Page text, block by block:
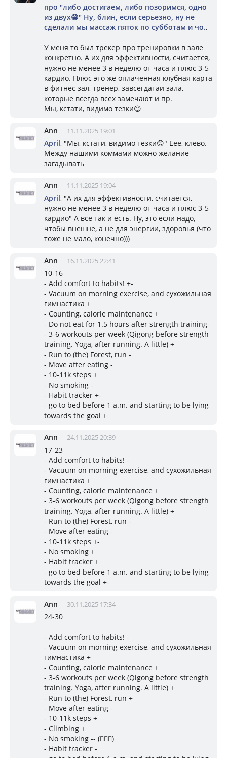
про "либо достигаем, либо позоримся, одно
из двух😁" Ну, блин, если серьезно, ну не
сделали мы массаж пяток по субботам и чо.,
У меня то был трекер про тренировки в зале
конкретно. А их для эффективности, считается,
нужно не менее 3 в неделю от часа и плюс 3-5
кардио. Плюс это же оплаченная клубная карта
в фитнес зал, тренер, завсегдатаи зала,
которые всегда всех замечают и пр.
Мы, кстати, видимо тезки😊
Ann 11.11.2025 19:01
April, "Мы, кстати, видимо тезки😊" Еее, клево.
Между нашими коммами можно желание
загадывать
Ann 11.11.2025 19:04
April, "А их для эффективности, считается,
нужно не менее 3 в неделю от часа и плюс 3-5
кардио" А все так и есть. Ну, это если надо,
чтобы внешне, а не для энергии, здоровья (что
тоже не мало, конечно)))
Ann 16.11.2025 22:41
10-16
- Add comfort to habits! +-
- Vacuum on morning exercise, and сухожильная
гимнастика +
- Counting, calorie maintenance +
- Do not eat for 1.5 hours after strength training-
- 3-6 workouts per week (Qigong before strength
training. Yoga, after running. A little) +
- Run to (the) Forest, run -
- Move after eating -
- 10-11k steps +
- No smoking -
- Habit tracker +-
- go to bed before 1 a.m. and starting to be lying
towards the goal +
Ann 24.11.2025 20:39
17-23
- Add comfort to habits! -
- Vacuum on morning exercise, and сухожильная
гимнастика +
- Counting, calorie maintenance +
- 3-6 workouts per week (Qigong before strength
training. Yoga, after running. A little) +
- Run to (the) Forest, run -
- Move after eating -
- 10-11k steps +-
- No smoking +
- Habit tracker +
- go to bed before 1 a.m. and starting to be lying
towards the goal +-
Ann 30.11.2025 17:34
24-30
- Add comfort to habits! -
- Vacuum on morning exercise, and сухожильная
гимнастика +
- Counting, calorie maintenance +
- 3-6 workouts per week (Qigong before strength
training. Yoga, after running. A little) +
- Run to (the) Forest, run +
- Move after eating -
- 10-11k steps +
- Climbing +
- No smoking -- (🤦🏼‍♀️)
- Habit tracker -